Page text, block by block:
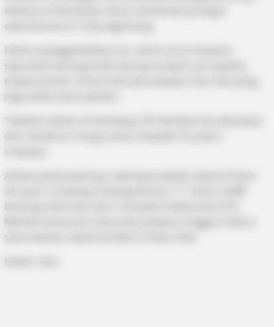
bekerja di Kamboja untuk membuka jaringan
operasional di Tanjungpinang.
Dalam penggerebekan itu, polisi turut menyita
sejumlah barang bukti berupa empat unit laptop,
empat ponsel, serta bukti percakapan live chat yang
digunakan para pelaku.
“Setelah selesai di Kamboja, RH kembali ke Indonesia
dan merekrut orang untuk menjadi CS judol,”
ucapnya.
Akibat perbuatannya, keempat pelaku dijerat Pasal
45 ayat 3 Undang-Undang Nomor 11 Tahun 2008
tentang Informasi dan Transaksi Elektronik (ITE).
Mereka terancam hukuman penjara hingga 9 tahun
serta denda maksimal Rp10 miliar.(Yto)
Editor: Don